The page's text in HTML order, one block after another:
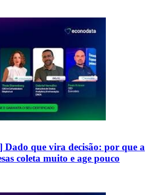
Dado que vira decisão: por que a
coleta muito e age pouco